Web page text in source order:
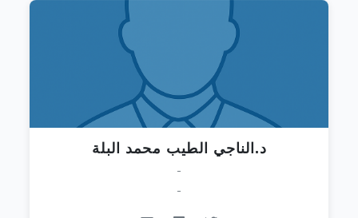
د.الناجي الطيب محمد البلة
-
-